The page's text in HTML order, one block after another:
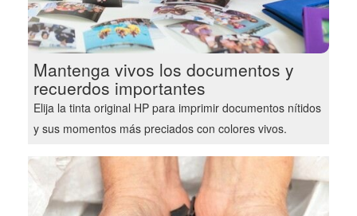
Mantenga vivos los documentos y
recuerdos importantes
Elija la tinta original HP para imprimir documentos nítidos
y sus momentos más preciados con colores vivos.